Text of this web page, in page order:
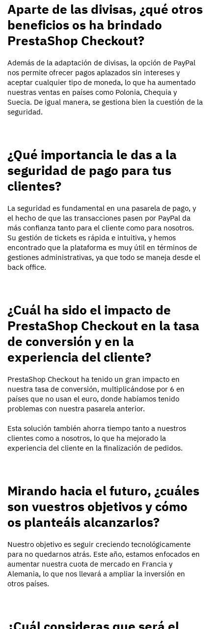
Aparte de las divisas, ¿qué otros
beneficios os ha brindado
PrestaShop Checkout?
Además de la adaptación de divisas, la opción de PayPal
nos permite ofrecer pagos aplazados sin intereses y
aceptar cualquier tipo de moneda, lo que ha aumentado
nuestras ventas en países como Polonia, Chequia y
Suecia. De igual manera, se gestiona bien la cuestión de la
seguridad.
¿Qué importancia le das a la
seguridad de pago para tus
clientes?
La seguridad es fundamental en una pasarela de pago, y
el hecho de que las transacciones pasen por PayPal da
más confianza tanto para el cliente como para nosotros.
Su gestión de tickets es rápida e intuitiva, y hemos
encontrado que la plataforma es muy útil en términos de
gestiones administrativas, ya que todo se maneja desde el
back office.
¿Cuál ha sido el impacto de
PrestaShop Checkout en la tasa
de conversión y en la
experiencia del cliente?
PrestaShop Checkout ha tenido un gran impacto en
nuestra tasa de conversión, multiplicándose por 6 en
países que no usan el euro, donde habíamos tenido
problemas con nuestra pasarela anterior.
Esta solución también ahorra tiempo tanto a nuestros
clientes como a nosotros, lo que ha mejorado la
experiencia del cliente en la finalización de pedidos.
Mirando hacia el futuro, ¿cuáles
son vuestros objetivos y cómo
os planteáis alcanzarlos?
Nuestro objetivo es seguir creciendo tecnológicamente
para no quedarnos atrás. Este año, estamos enfocados en
aumentar nuestra cuota de mercado en Francia y
Alemania, lo que nos llevará a ampliar la inversión en
otros países.